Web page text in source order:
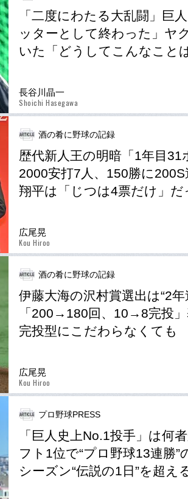
「二度にわたる大乱闘」巨
ッターとして終わった」ヤ
いた「どうしてこんなこと
長谷川晶一
Shoichi Hasegawa
酒の肴に野球の記録
歴代新人王の明暗「1年目
2000安打7人、150勝に
翔平は「じつは4票だけ」だ
広尾晃
Kou Hiroo
酒の肴に野球の記録
伊藤大海の沢村賞選出は“2
「200→180回、10→8完投
完投型にこだわらなくても
広尾晃
Kou Hiroo
プロ野球PRESS
「巨人史上No.1投手」は何
フト1位で“プロ野球13連勝
シーズン“伝説の1日”を超え